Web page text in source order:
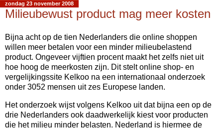
zondag 23 november 2008
Milieubewust product mag meer kosten
Bijna acht op de tien Nederlanders die online shoppen
willen meer betalen voor een minder milieubelastend
product. Ongeveer vijftien procent maakt het zelfs niet uit
hoe hoog de meerkosten zijn. Dit stelt online shop- en
vergelijkingssite Kelkoo na een internationaal onderzoek
onder 3052 mensen uit zes Europese landen.
Het onderzoek wijst volgens Kelkoo uit dat bijna een op de
drie Nederlanders ook daadwerkelijk kiest voor producten
die het milieu minder belasten. Nederland is hiermee de